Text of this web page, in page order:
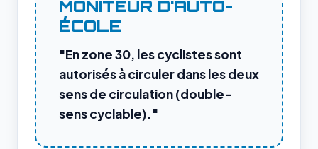
MONITEUR D'AUTO-
ÉCOLE
"En zone 30, les cyclistes sont
autorisés à circuler dans les deux
sens de circulation (double-
sens cyclable)."